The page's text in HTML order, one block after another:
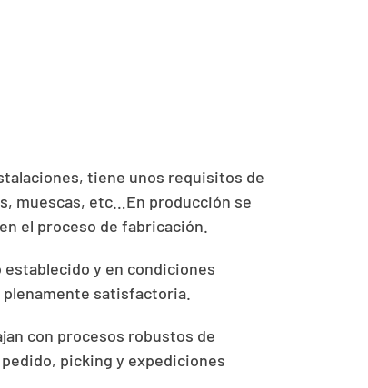
tiene unos requisitos de
muescas, etc…En producción se
el proceso de fabricación.
y en condiciones
satisfactoria.
con procesos robustos de
picking y expediciones